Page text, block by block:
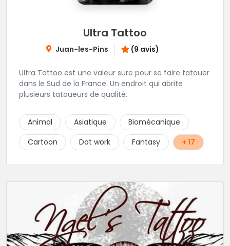
Ultra Tattoo
Juan-les-Pins (9 avis)
Ultra Tattoo est une valeur sure pour se faire tatouer
dans le Sud de la France. Un endroit qui abrite
plusieurs tatoueurs de qualité.
Animal Asiatique
Biomécanique
Cartoon
Dot work Fantasy + 17